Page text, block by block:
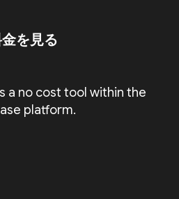
を見る
a no cost tool within the
platform.